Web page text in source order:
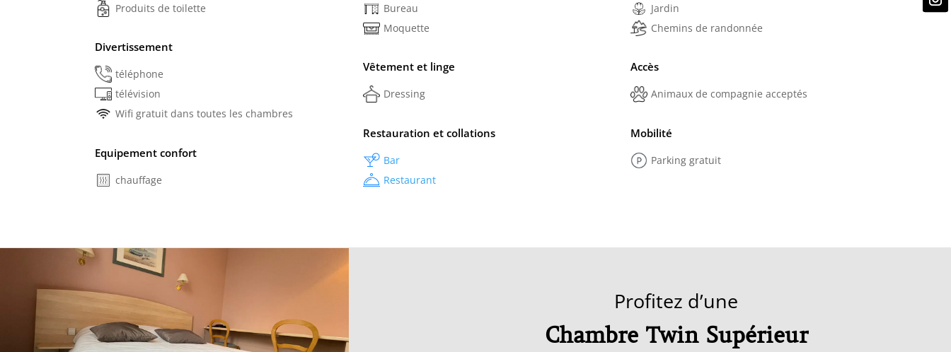
Produits de toilette
Divertissement
téléphone
télévision
Wifi gratuit dans toutes les chambres
Equipement confort
chauffage
Bureau
Moquette
Vêtement et linge
Dressing
Restauration et collations
Bar
Restaurant
Jardin
Chemins de randonnée
Accès
Animaux de compagnie acceptés
Mobilité
Parking gratuit
Profitez d’une
Chambre Twin Supérieur